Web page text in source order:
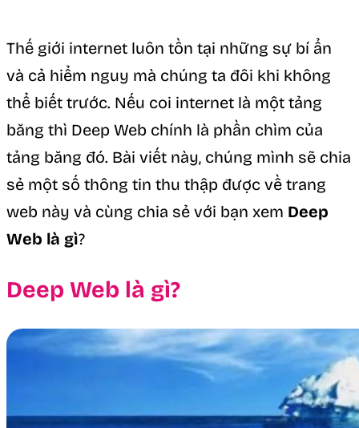
Thế giới internet luôn tồn tại những sự bí ẩn
và cả hiểm nguy mà chúng ta đôi khi không
thể biết trước. Nếu coi internet là một tảng
băng thì Deep Web chính là phần chìm của
tảng băng đó. Bài viết này, chúng mình sẽ chia
sẻ một số thông tin thu thập được về trang
web này và cùng chia sẻ với bạn xem Deep
Web là gì?
Deep Web là gì?